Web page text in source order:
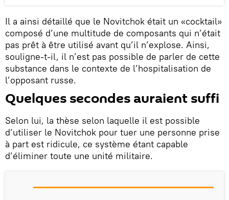
Il a ainsi détaillé que le Novitchok était un «cocktail»
composé d’une multitude de composants qui n’était
pas prêt à être utilisé avant qu’il n’explose. Ainsi,
souligne-t-il, il n’est pas possible de parler de cette
substance dans le contexte de l’hospitalisation de
l’opposant russe.
Quelques secondes auraient suffi
Selon lui, la thèse selon laquelle il est possible
d’utiliser le Novitchok pour tuer une personne prise
à part est ridicule, ce système étant capable
d’éliminer toute une unité militaire.